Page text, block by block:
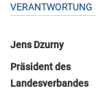
VERANTWORTUNG
Jens Dzurny
Präsident des
Landesverbandes